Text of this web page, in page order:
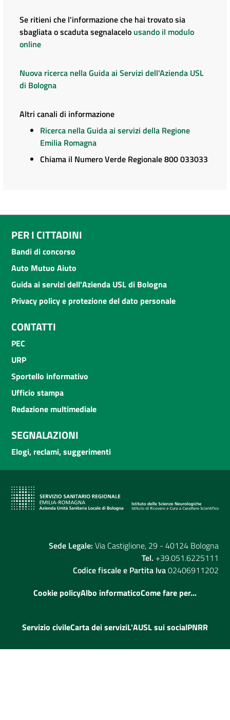
Se ritieni che l'informazione che hai trovato sia
sbagliata o scaduta segnalacelo usando il modulo
online
Nuova ricerca nella Guida ai Servizi dell'Azienda USL
di Bologna
Altri canali di informazione
Ricerca nella Guida ai servizi della Regione
Emilia Romagna
Chiama il Numero Verde Regionale 800 033033
PER I CITTADINI
Bandi di concorso
Auto Mutuo Aiuto
Guida ai servizi dell'Azienda USL di Bologna
Privacy policy e protezione del dato personale
CONTATTI
PEC
URP
Sportello informativo
Ufficio stampa
Redazione multimediale
SEGNALAZIONI
Elogi, reclami, suggerimenti
Sede Legale: Via Castiglione, 29 - 40124 Bologna
Tel. +39.051.6225111
Codice fiscale e Partita Iva02406911202
Cookie policyAlbo informaticoCome fare per...
Servizio civileCarta dei serviziL'AUSL sui socialPNRR